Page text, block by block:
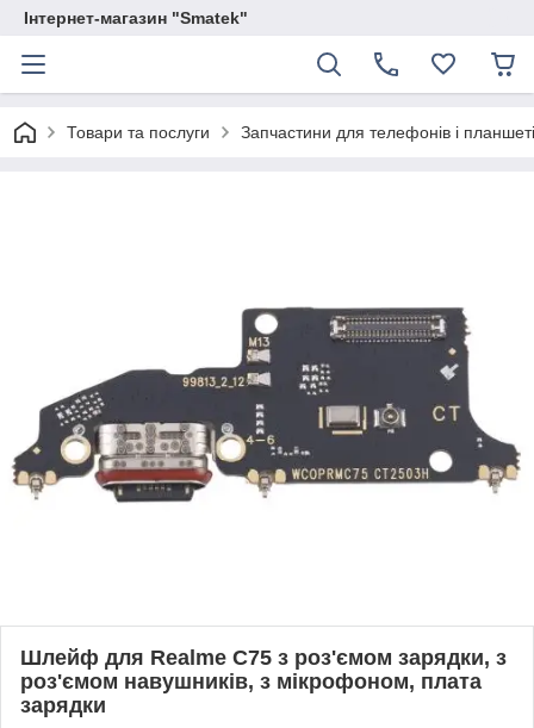
Інтернет-магазин "Smatek"
Товари та послуги Запчастини для телефонів і
Шлейф для Realme C75 з роз'ємом зарядки, з
роз'ємом навушників, з мікрофоном, плата
зарядки